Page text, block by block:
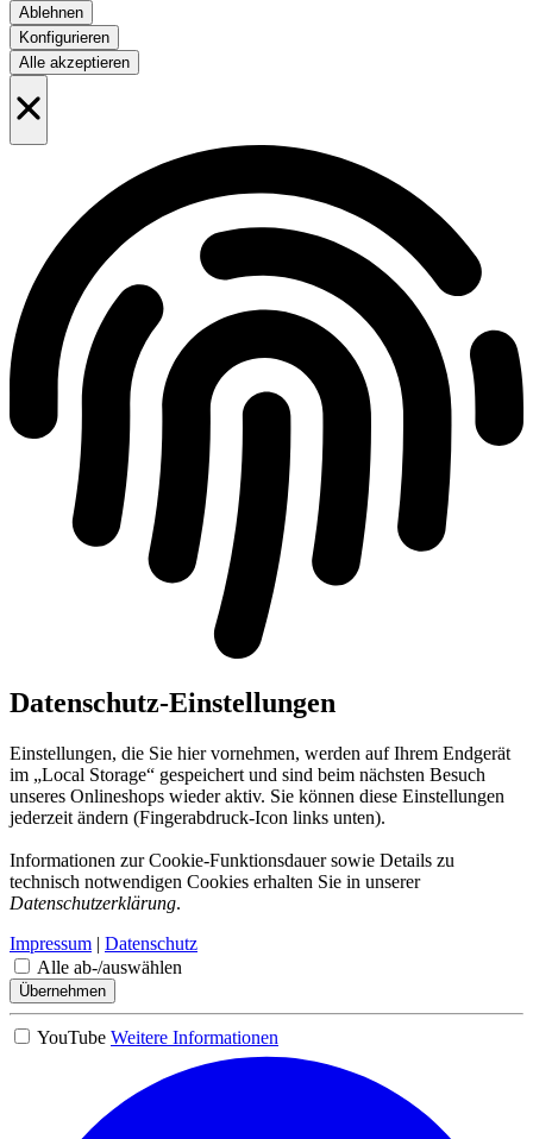
Ablehnen
Konfigurieren
Alle akzeptieren
Datenschutz-Einstellungen
Einstellungen, die Sie hier vornehmen, werden auf Ihrem Endgerät
im „Local Storage“ gespeichert und sind beim nächsten Besuch
unseres Onlineshops wieder aktiv. Sie können diese Einstellungen
jederzeit ändern (Fingerabdruck-Icon links unten).
Informationen zur Cookie-Funktionsdauer sowie Details zu
technisch notwendigen Cookies erhalten Sie in unserer
Datenschutzerklärung.
Impressum | Datenschutz
Alle ab-/auswählen
Übernehmen
YouTube Weitere Informationen